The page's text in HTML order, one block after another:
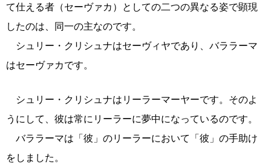
て仕える者（セーヴァカ）としての二つの異なる姿で顕現
したのは、同一の主なのです。
シュリー・クリシュナはセーヴィヤであり、バララーマ
はセーヴァカです。
シュリー・クリシュナはリーラーマーヤーです。そのよ
うにして、彼は常にリーラーに夢中になっているのです。
バララーマは「彼」のリーラーにおいて「彼」の手助け
をしました。